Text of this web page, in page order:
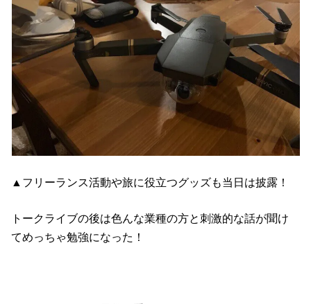
▲フリーランス活動や旅に役立つグッズも当日は披露！
トークライブの後は色んな業種の方と刺激的な話が聞け
てめっちゃ勉強になった！